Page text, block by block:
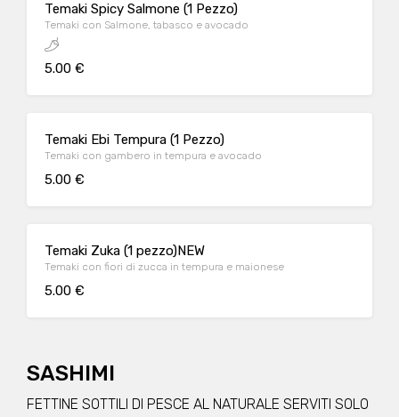
Temaki Spicy Salmone (1 Pezzo)
Temaki con Salmone, tabasco e avocado
5.00 €
Temaki Ebi Tempura (1 Pezzo)
Temaki con gambero in tempura e avocado
5.00 €
Temaki Zuka (1 pezzo)NEW
Temaki con fiori di zucca in tempura e maionese
5.00 €
SASHIMI
FETTINE SOTTILI DI PESCE AL NATURALE SERVITI SOLO